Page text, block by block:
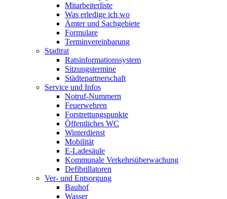
Mitarbeiterliste
Was erledige ich wo
Ämter und Sachgebiete
Formulare
Terminvereinbarung
Stadtrat
Ratsinformationssystem
Sitzungstermine
Städtepartnerschaft
Service und Infos
Notruf-Nummern
Feuerwehren
Forstrettungspunkte
Öffentliches WC
Winterdienst
Mobilität
E-Ladesäule
Kommunale Verkehrsüberwachung
Defibrillatoren
Ver- und Entsorgung
Bauhof
Wasser